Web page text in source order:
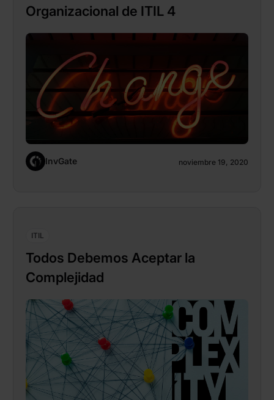
Organizacional de ITIL 4
InvGate noviembre 19, 2020
ITIL
Todos Debemos Aceptar la
Complejidad